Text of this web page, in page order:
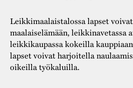
Leikkimaalaistalossa lapset
maalaiselämään, leikkinavetassa
leikkikaupassa kokeilla
lapset voivat harjoitella
oikeilla työkaluilla.